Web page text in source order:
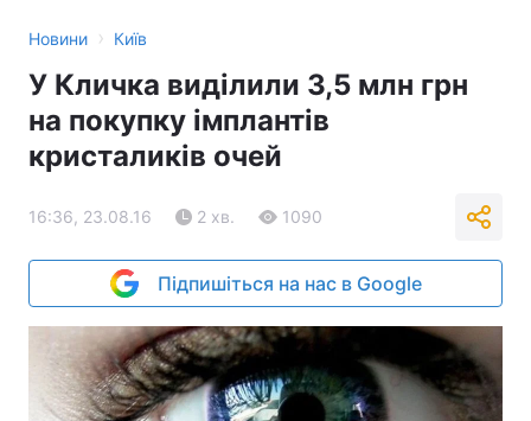
Новини › Київ
У Кличка виділили 3,5 млн грн
на покупку імплантів
кристаликів очей
16:36, 23.08.16 2 хв. 1090
Підпишіться на нас в Google